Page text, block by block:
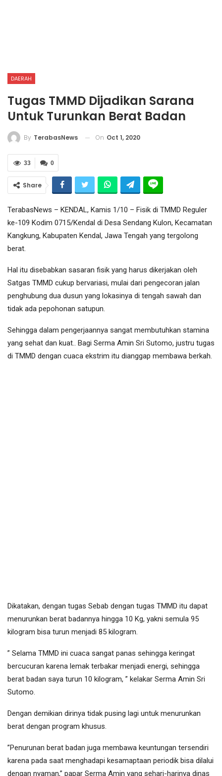
DAERAH
Tugas TMMD Dijadikan Sarana
Untuk Turunkan Berat Badan
By TerabasNews On Oct 1, 2020
0
33
Share
TerabasNews – KENDAL, Kamis 1/10 – Fisik di TMMD Reguler
ke-109 Kodim 0715/Kendal di Desa Sendang Kulon, Kecamatan
Kangkung, Kabupaten Kendal, Jawa Tengah yang tergolong
berat.
Hal itu disebabkan sasaran fisik yang harus dikerjakan oleh
Satgas TMMD cukup bervariasi, mulai dari pengecoran jalan
penghubung dua dusun yang lokasinya di tengah sawah dan
tidak ada pepohonan satupun.
Sehingga dalam pengerjaannya sangat membutuhkan stamina
yang sehat dan kuat.. Bagi Serma Amin Sri Sutomo, justru tugas
di TMMD dengan cuaca ekstrim itu dianggap membawa berkah.
Dikatakan, dengan tugas Sebab dengan tugas TMMD itu dapat
menurunkan berat badannya hingga 10 Kg, yakni semula 95
kilogram bisa turun menjadi 85 kilogram.
” Selama TMMD ini cuaca sangat panas sehingga keringat
bercucuran karena lemak terbakar menjadi energi, sehingga
berat badan saya turun 10 kilogram, ” kelakar Serma Amin Sri
Sutomo.
Dengan demikian dirinya tidak pusing lagi untuk menurunkan
berat dengan program khusus.
”Penurunan berat badan juga membawa keuntungan tersendiri
karena pada saat menghadapi kesamaptaan periodik bisa dilalui
dengan nyaman,” papar Serma Amin yang sehari-harinya dinas